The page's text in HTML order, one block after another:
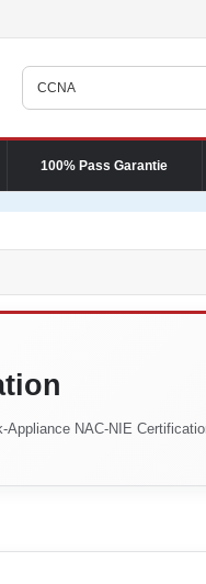
100% Pass Garantie
NAC-NIE